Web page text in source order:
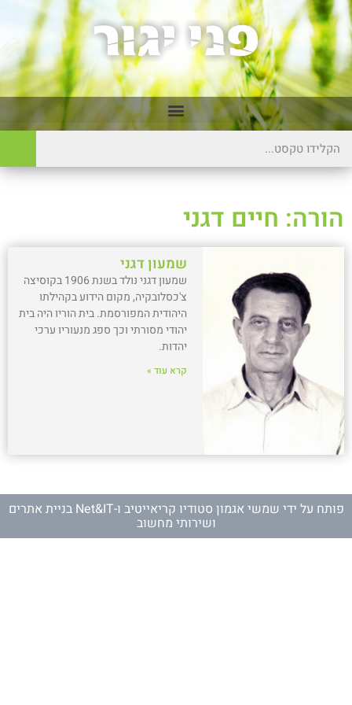
הורה: חיים דגני
שמעון דגני
שמעון דגני נולד בשנת 1906 בקוסיצה
צ'כסלובקיה, מקום הידוע בקהילתו
היהודית המפורסמת. בית הוריו היה בית
יהודי מסורתי וכך ספג מנעוריו ערכי
יהדות.
קרא עוד »
פותח על ידי שמשי אגמון סטודיו קריאייטיב ו- Net&IT בניית אתרים
ושירותי מחשוב